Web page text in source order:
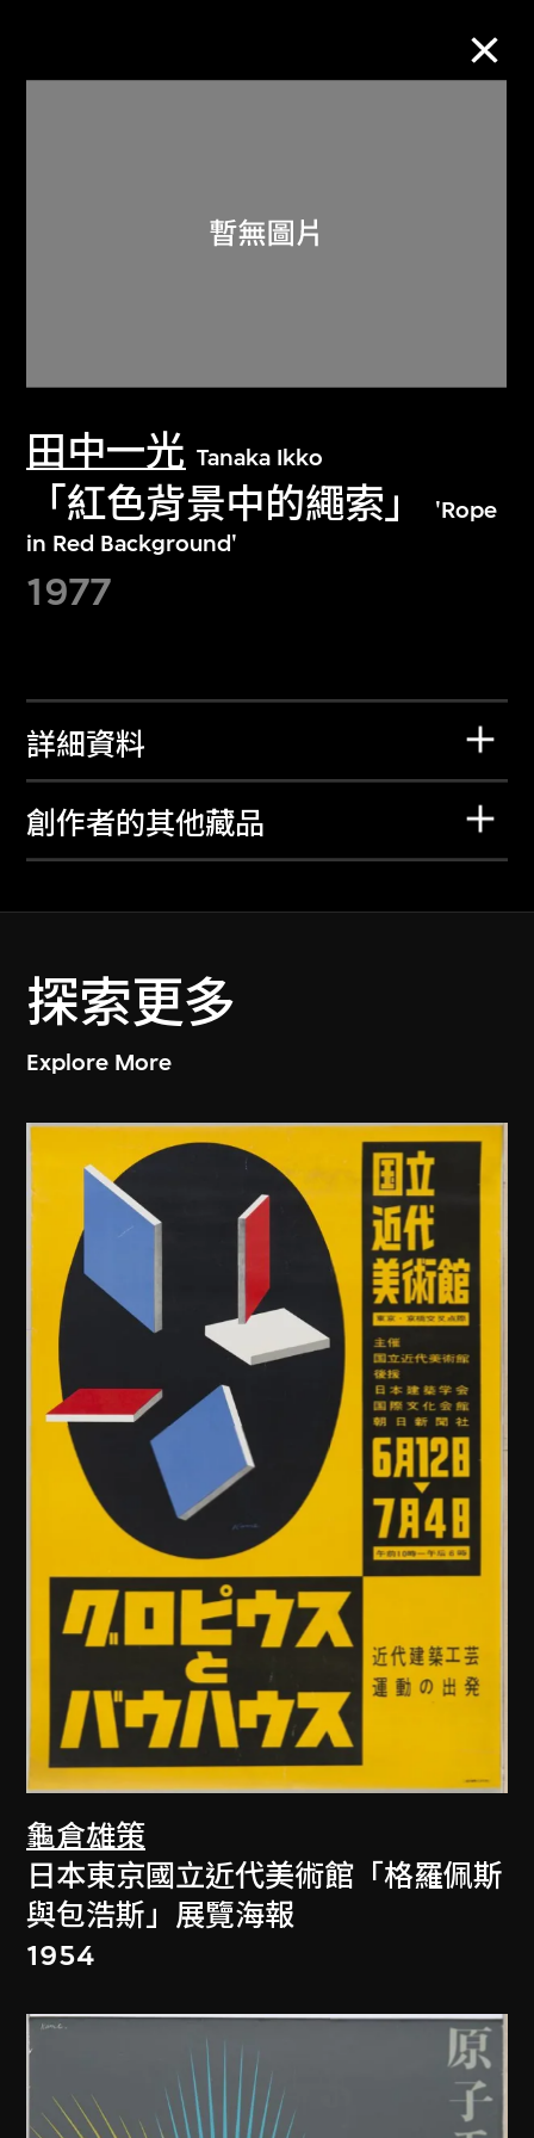
田中一光 Tanaka Ikko
「紅色背景中的繩索」
'Rope
in Red Background'
1977
詳細資料
創作者的其他藏品
探索更多
Explore More
龜倉雄策
日本東京國立近代美術館「格羅佩斯
與包浩斯」展覽海報
1954
關於M+藏品
探索世界頂級的二十及二十一世紀視覺
文化藏品。